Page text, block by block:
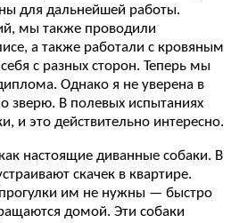
для дальнейшей работы.
мы также проводили
а также работали с кровяным
с разных сторон. Теперь мы
Однако я не уверена в
зверю. В полевых испытаниях
и это действительно интересно.
настоящие диванные собаки. В
скачек в квартире.
им не нужны — быстро
домой. Эти собаки